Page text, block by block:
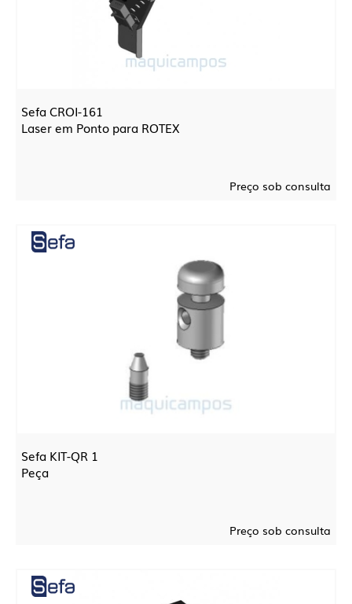
Sefa CROI-161
Laser em Ponto para ROTEX
Preço sob consulta
Sefa KIT-QR 1
Peça
Preço sob consulta